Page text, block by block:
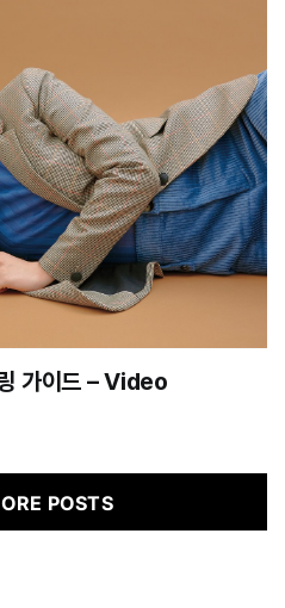
가이드 – Video
POSTS